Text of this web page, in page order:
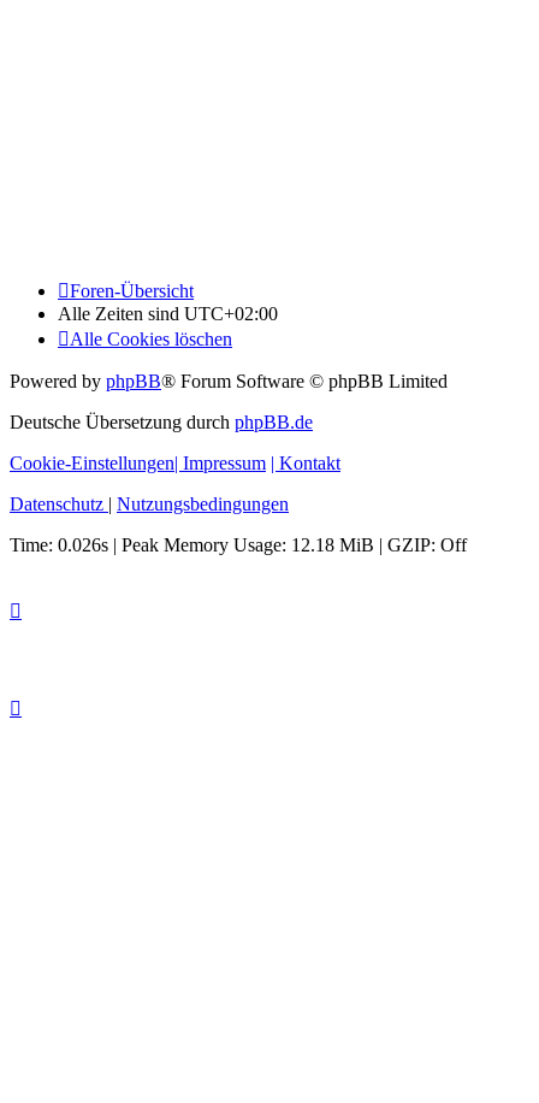
Foren-Übersicht
Alle Zeiten sind UTC+02:00
Alle Cookies löschen
Powered by phpBB® Forum Software © phpBB Limited
Deutsche Übersetzung durch phpBB.de
Cookie-Einstellungen| Impressum | Kontakt
Datenschutz | Nutzungsbedingungen
Time: 0.026s | Peak Memory Usage: 12.18 MiB | GZIP: Off